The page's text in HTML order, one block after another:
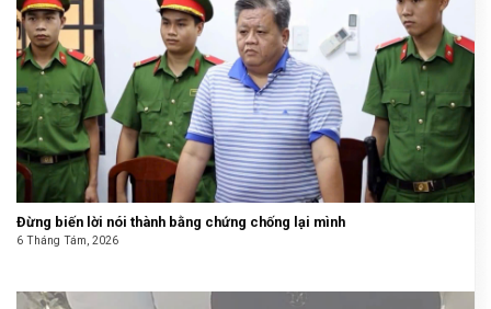
Đừng biến lời nói thành bằng chứng chống lại mình
6 Tháng Tám, 2026